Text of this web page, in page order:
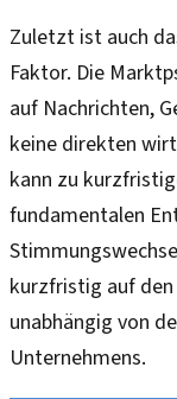
Zuletzt ist auch
Faktor. Die
auf Nachrichten,
keine direkten
kann zu
fundamentalen
kurzfristig auf
unabhängig von
Unternehmens.